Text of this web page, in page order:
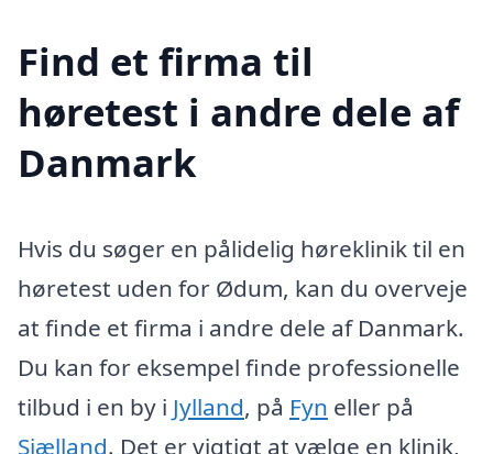
Find et firma til
høretest i andre dele af
Danmark
Hvis du søger en pålidelig høreklinik til en
høretest uden for Ødum, kan du overveje
at finde et firma i andre dele af Danmark.
Du kan for eksempel finde professionelle
tilbud i en by i Jylland, på Fyn eller på
Sjælland. Det er vigtigt at vælge en klinik,